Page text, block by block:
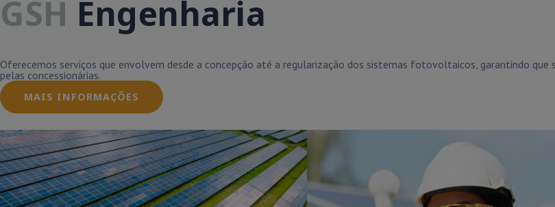
GSH Engenharia
Oferecemos serviços que envolvem desde a concepção até a regularização dos sistemas fotovoltaicos, garantindo
pelas concessionárias.
MAIS INFORMAÇÕES